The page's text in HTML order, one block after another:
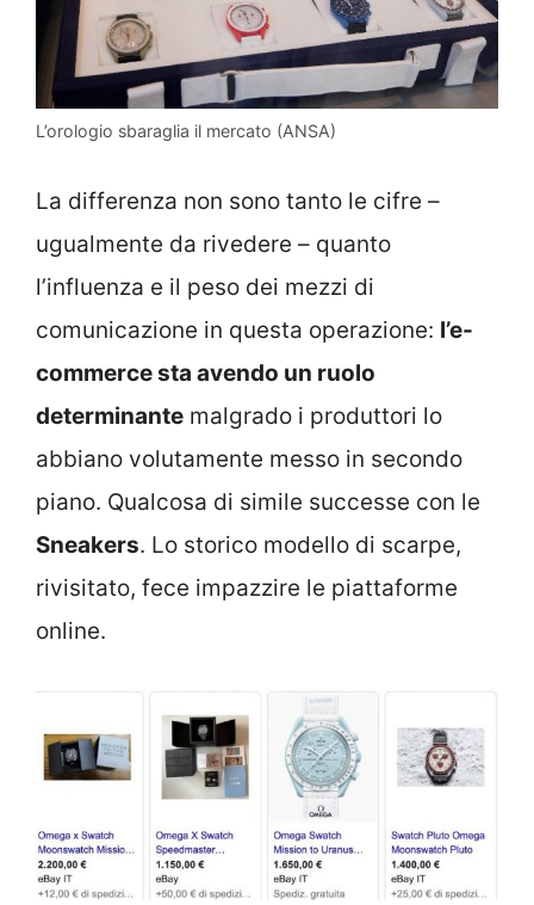
L’orologio sbaraglia il mercato (ANSA)
La differenza non sono tanto le cifre –
ugualmente da rivedere – quanto
l’influenza e il peso dei mezzi di
comunicazione in questa operazione: l’e-
commerce sta avendo un ruolo
determinante malgrado i produttori lo
abbiano volutamente messo in secondo
piano. Qualcosa di simile successe con le
Sneakers. Lo storico modello di scarpe,
rivisitato, fece impazzire le piattaforme
online.